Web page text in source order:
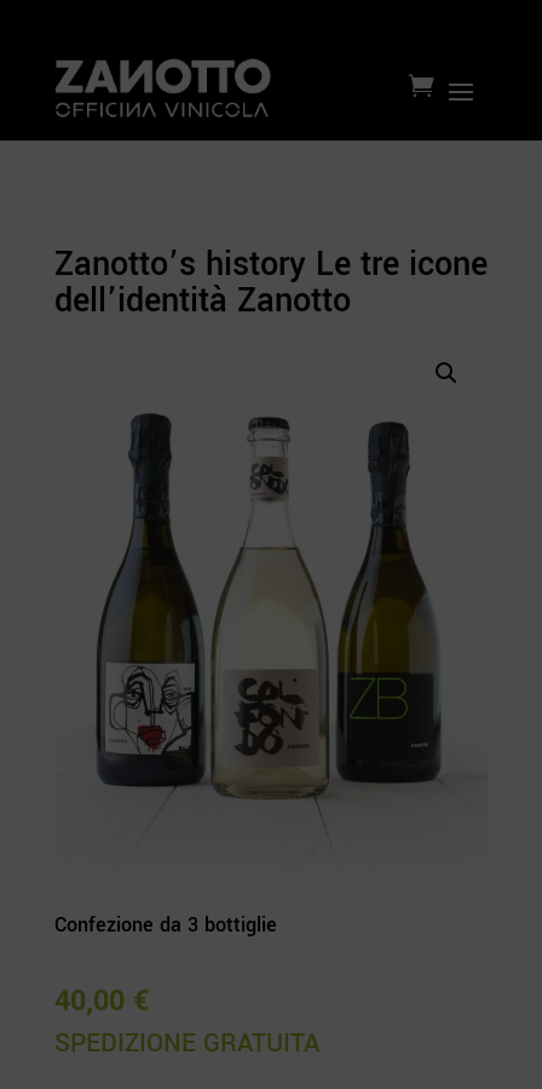

Zanotto’s history Le tre icone
dell’identità Zanotto
Confezione da 3 bottiglie
40,00 €